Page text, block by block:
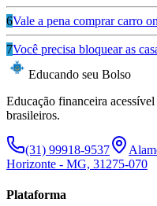
6Vale a pena comprar carro
7Você precisa bloquear as
Educando seu Bolso
Educação financeira
brasileiros.
(31) 99918-9537
Horizonte - MG, 31275-070
Plataforma